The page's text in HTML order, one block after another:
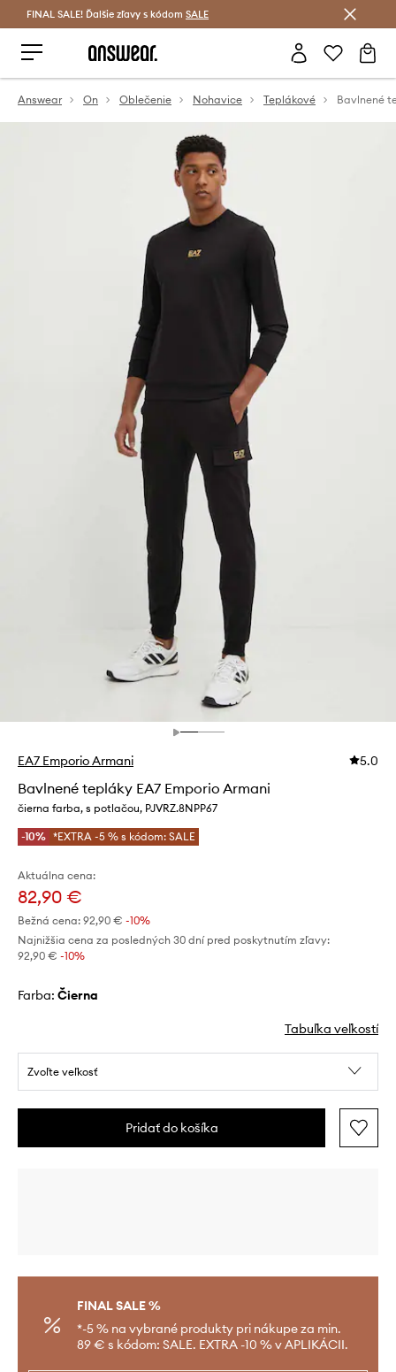
Šetrite s Answear Club >
FINAL SALE! Ďalšie zľavy s kódom SALE
Answear On Oblečenie Nohavice Teplákové
EA7 Emporio Armani 5.0
Bavlnené tepláky EA7 Emporio Armani
čierna farba, s potlačou, PJVRZ.8NPP67
-10% *EXTRA -5 % s kódom: SALE
Aktuálna cena:
82,90 €
Bežná cena: 92,90 € -10%
Najnižšia cena za posledných 30 dní pred poskytnutím zľavy:
92,90 € -10%
Farba: čierna
Tabuľka veľkostí
Zvoľte veľkosť
Pridať do košíka
FINAL SALE %
*-5 % na vybrané produkty pri nákupe za min.
89 € s kódom: SALE. EXTRA -10 % v APLIKÁCII.